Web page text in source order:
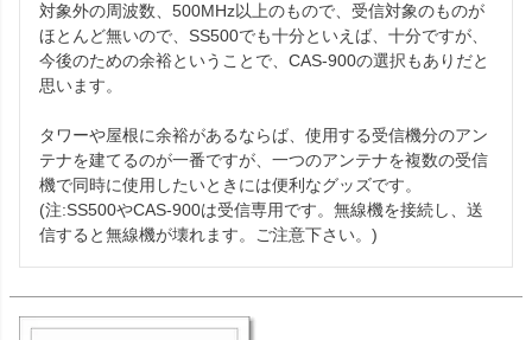
対象外の周波数、500MHz以上のもので、受信対象のものが
ほとんど無いので、SS500でも十分といえば、十分ですが、
今後のための余裕ということで、CAS-900の選択もありだと
思います。
タワーや屋根に余裕があるならば、使用する受信機分のアン
テナを建てるのが一番ですが、一つのアンテナを複数の受信
機で同時に使用したいときには便利なグッズです。
(注:SS500やCAS-900は受信専用です。無線機を接続し、送
信すると無線機が壊れます。ご注意下さい。)